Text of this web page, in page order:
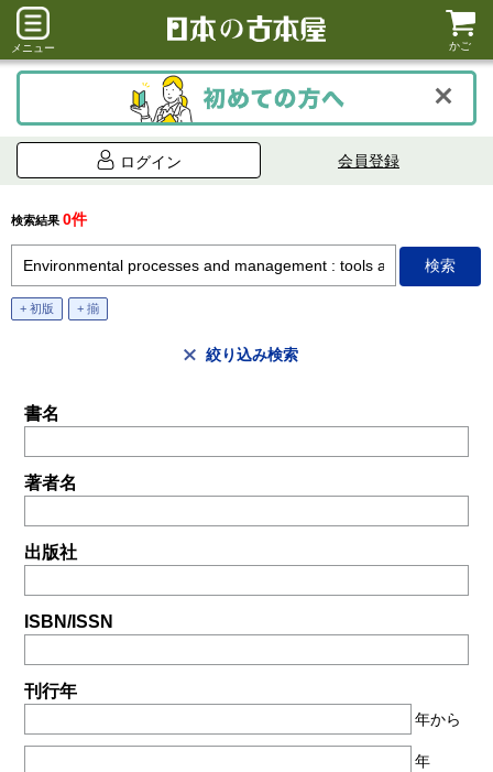
メニュー かご
ログイン 会員登録
検索結果 0件
+ 初版 + 揃
絞り込み検索
書名
著者名
出版社
ISBN/ISSN
刊行年
年から
年